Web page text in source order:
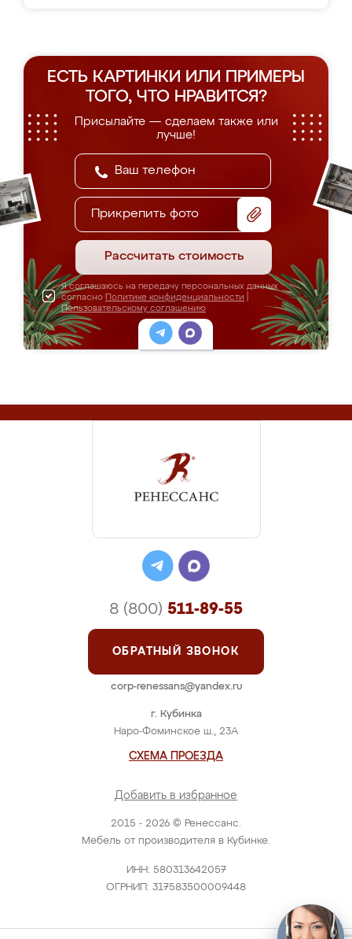
ЕСТЬ КАРТИНКИ ИЛИ ПРИМЕРЫ
ТОГО, ЧТО НРАВИТСЯ?
Присылайте — сделаем также или
лучше!
Прикрепить фото
Рассчитать стоимость
Я соглашаюсь на передачу персональных данных
согласно Политике конфиденциальности
Пользовательскому соглашению
2015 - 2026 © Ренессанс.
Мебель от производителя в Кубинке.
ИНН: 580313642057
ОГРНИП: 317583500009448
г. Кубинка
Наро-Фоминское ш., 23А
СХЕМА ПРОЕЗДА
Добавить в избранное
8 (800) 511-89-55
ОБРАТНЫЙ ЗВОНОК
corp-renessans@yandex.ru